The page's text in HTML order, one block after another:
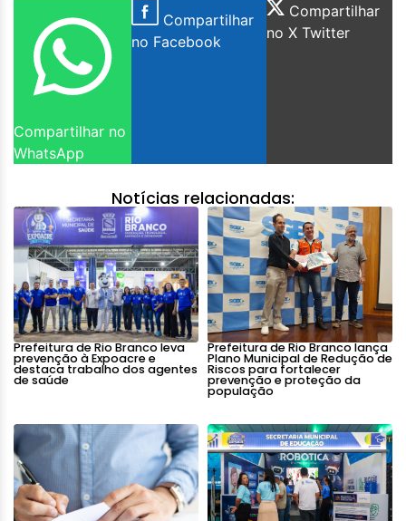
Compartilhar no
WhatsApp
Compartilhar
no Facebook
Compartilhar
no X Twitter
Notícias relacionadas:
Prefeitura de Rio Branco leva
prevenção à Expoacre e
destaca trabalho dos agentes
de saúde
Prefeitura de Rio Branco lança
Plano Municipal de Redução de
Riscos para fortalecer
prevenção e proteção da
população